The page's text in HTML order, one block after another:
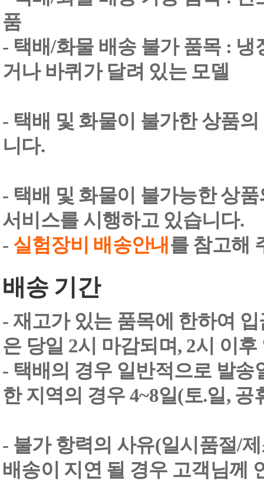
품
- 택배/화물 배송 불가 품목 :
거나 바퀴가 달려 있는 모델
- 택배 및 화물이 불가한 상품
니다.
- 택배 및 화물이 불가능한 상
서비스를 시행하고 있습니다.
- 실험장비 배송안내 를 참고해
배송 기간
- 재고가 있는 품목에 한하여
은 당일 2시 마감되며, 2시 이
- 택배의 경우 일반적으로 발송
한 지역의 경우 4~8일(토.일,
- 불가 항력의 사유(일시품절/
배송이 지연 될 경우 고객님께